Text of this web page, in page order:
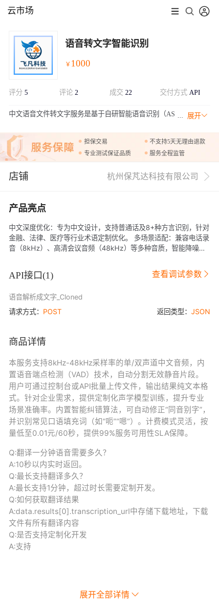
云市场
语音转文字智能识别
￥ 1000
评分 5 评论 2 成交 22 交付方式 API
展开
中文语音文件转文字服务是基于自研智能语音识别（AS
议录音、电话沟通、视频内容等）快速转换为高精度文本。支持MP
3、WAV、AAC等主流格式，适配电话、直播、现场录音等多种场
景，针对普通话及多种方言（如粤语、四川话）进行深度优化。通
语化表达等场景下实现95%+准确率，并提供智能断句、时间戳标
件最长支持1分钟
担保交易
不支持5天无理由退款
专业测试保证品质
服务全程监管
店铺 杭州保芃达科技有限公司
产品亮点
中文深度优化：专为中文设计，支持普通话及8+种方言识别，针对
金融、法律、医疗等行业术语定制优化。 多场景适配：兼容电话录
音（8kHz）、高清会议音频（48kHz）等多种音质，智能降噪技
时超长音频，千小时级日处理能力，响应延迟低至1秒，结果含分
段文本与时间戳，便于后期编辑。 安全可靠：全程SSL加密传输，
敏感信息不外泄。 无缝集成：提供标准化API/SDK，可快速对接钉
钉、企业微信、OA系统，支持实时流式转写，满足直播字幕、庭
API接口(1) 查看调试参数
语音解析成文字_Cloned
请求方式： POST 返回类型：JSON
商品详情
本服务支持8kHz-48kHz采样率的单/双声道中文音频，内
置语音端点检测（VAD）技术，自动分割无效静音片段。
用户可通过控制台或API批量上传文件，输出结果纯文本格
式。针对企业需求，提供定制化声学模型训练，提升专业
场景准确率。内置智能纠错算法，可自动修正“同音别字”，
并识别常见口语填充词（如“呃”“嗯”）。计费模式灵活，按
量低至0.01元/60秒，提供99%服务可用性SLA保障。
Q:翻译一分钟语音需要多久？
A:10秒以内实时返回。
Q:最长支持翻译多久？
A:最长支持1分钟，超过时长需要定制开发。
Q:如何获取翻译结果
A:data.results[0].transcription_url中存储下载地址，下载
文件有所有翻译内容
Q:是否支持定制化开发
A:支持
展开全部详情